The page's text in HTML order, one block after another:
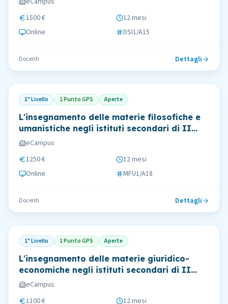
1500 €
12 mesi
Online
DSI1/A15
Docenti Dettagli
1° Livello 1 Punto GPS Aperte
L'insegnamento delle materie filosofiche e
umanistiche negli istituti secondari di II
grado: metodologie didattiche
eCampus
1250 €
12 mesi
Online
MFU1/A18
Docenti Dettagli
1° Livello 1 Punto GPS Aperte
L'insegnamento delle materie giuridico-
economiche negli istituti secondari di II
grado: metodologie didattiche
eCampus
1100 €
12 mesi